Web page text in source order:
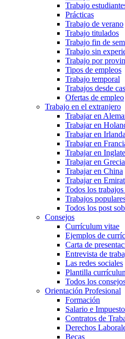
Trabajo
Prácticas
Trabajo de verano
Trabajo titulados
Trabajo fin de
Trabajo sin
Trabajo por
Tipos de empleos
Trabajo temporal
Trabajos desde
Ofertas de empleo
Trabajo en el extranjero
Trabajar en
Trabajar en
Trabajar en Irlanda
Trabajar en
Trabajar en
Trabajar en Grecia
Trabajar en China
Trabajar en
Todos los
Trabajos
Todos los post
Consejos
Currículum vitae
Ejemplos de
Carta de
Entrevista de
Las redes sociales
Plantilla
Todos los
Orientación Profesional
Formación
Salario e
Contratos de
Derechos
Becas